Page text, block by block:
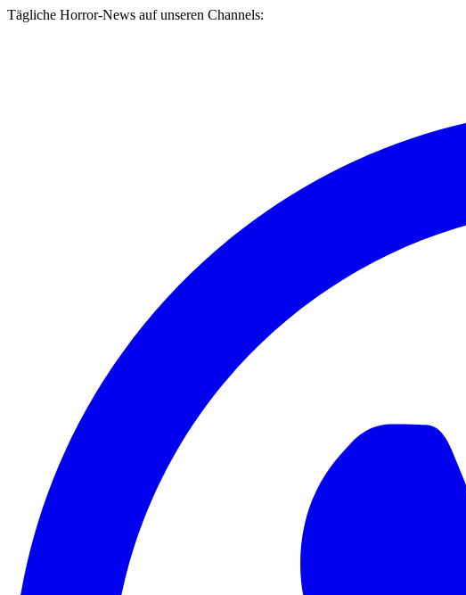
Tägliche Horror-News auf unseren Channels: